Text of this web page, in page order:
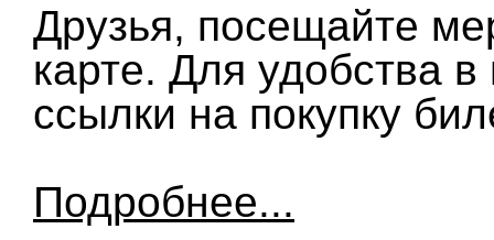
Друзья, посещайте
карте. Для удобства
ссылки на покупку
Подробнее...